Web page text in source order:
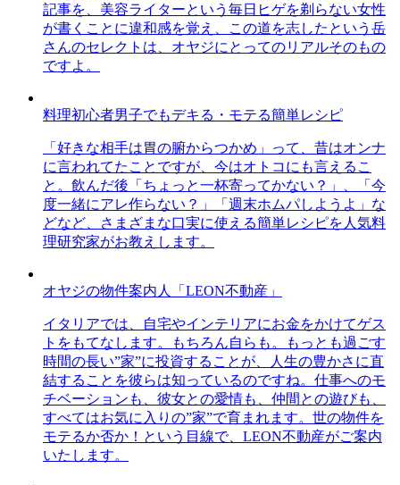
記事を、美容ライターという毎日ヒゲを剃らない女性
が書くことに違和感を覚え、この道を志したという岳
さんのセレクトは、オヤジにとってのリアルそのもの
ですよ。
料理初心者男子でもデキる・モテる簡単レシピ
「好きな相手は胃の腑からつかめ」って、昔はオンナ
に言われてたことですが、今はオトコにも言えるこ
と。飲んだ後「ちょっと一杯寄ってかない？」、「今
度一緒にアレ作らない？」「週末ホムパしようよ」な
どなど、さまざまな口実に使える簡単レシピを人気料
理研究家がお教えします。
オヤジの物件案内人「LEON不動産」
イタリアでは、自宅やインテリアにお金をかけてゲス
トをもてなします。もちろん自らも。もっとも過ごす
時間の長い”家”に投資することが、人生の豊かさに直
結することを彼らは知っているのですね。仕事へのモ
チベーションも、彼女との愛情も、仲間との遊びも、
すべてはお気に入りの”家”で育まれます。世の物件を
モテるか否か！という目線で、LEON不動産がご案内
いたします。